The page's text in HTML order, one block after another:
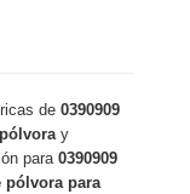
de0390909
y
para0390909
pólvora para